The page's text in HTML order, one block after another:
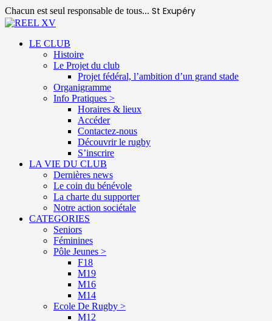
Chacun est seul responsable de tous... St Exupéry
LE CLUB
Histoire
Le Projet du club
Projet fédéral, l’ambition d’un grand stade
Organigramme
Info Pratiques >
Horaires & lieux
Accéder
Contactez-nous
Découvrir le rugby
S’inscrire
LA VIE DU CLUB
Dernières news
Le coin du bénévole
La charte du supporter
Notre action sociétale
CATEGORIES
Seniors
Féminines
Pôle Jeunes >
F18
M19
M16
M14
Ecole De Rugby >
M12